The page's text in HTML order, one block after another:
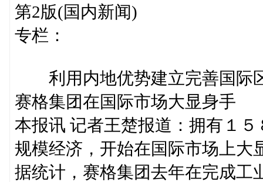
第2版(国内新闻)
专栏：
利用内地优势建立完善国际
赛格集团在国际市场大显身手
本报讯 记者王楚报道：拥有１
规模经济，开始在国际市场上大
据统计，赛格集团去年在完成工